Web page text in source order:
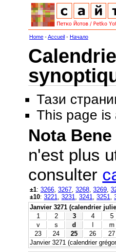
Home -Accueil - Начало
Тази
This page is
Nota Bene
n'est plus
consulter
±1: 3266 3267 3268 3269
±10: 3221 3231 3241 3251
Janvier 3271 (calendrier
1
2 3 4 5
v
s d l m
23
24 25 26 27
Janvier 3271 (calendrier